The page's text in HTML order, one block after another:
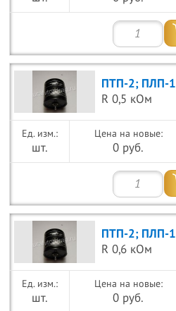
ПТП-2; ПЛП-1
R 0,5 кОм
шт.
Цена на новые:
0 руб.
ПТП-2; ПЛП-1
R 0,6 кОм
шт.
Цена на новые:
0 руб.